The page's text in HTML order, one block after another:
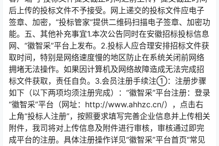
后上传的投标文件不予接受。网上递交的投标文件应电子
签章、加密，“投标管家”提供二维码扫描电子签章、加密功
能。五、其他补充事宜1.本次公告同时在安徽招标投标信息
网、“徽智采”平台上发布。2.投标人应合理安排招标文件获
取时间，特别是网络速度慢的地区防止在系统关闭前网络
拥堵无法操作。如果因计算机及网络故障造成无法完成招
标文件获取，责任自负。3.会员注册手续注①：注册步骤
如下（以下两项均须注册完成）：“徽智采”平台注册：登录
“徽智采”平台（网址：http://www.ahhzc.cn/），点击右
上角“投标人注册”，按照要求填写完善企业信息并上传相关
附件，我司将对上传信息及附件进行审核，审核通过即完
成平台的注册。具体注册操作详见“徽智采”平台首页“常见